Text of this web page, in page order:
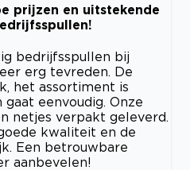
prijzen en uitstekende
bedrijfsspullen bij
erg tevreden. De
het assortiment is
eenvoudig. Onze
netjes verpakt geleverd.
kwaliteit en de
Een betrouwbare
aanbevelen!